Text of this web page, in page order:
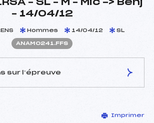
– SL – M – Mic -> Benj
– 14/04/12
Hommes 14/04/12 SL
ANAM0241.FFS
sur l’épreuve
VIDAL JEAN LOUIS (CE)
Imprimer